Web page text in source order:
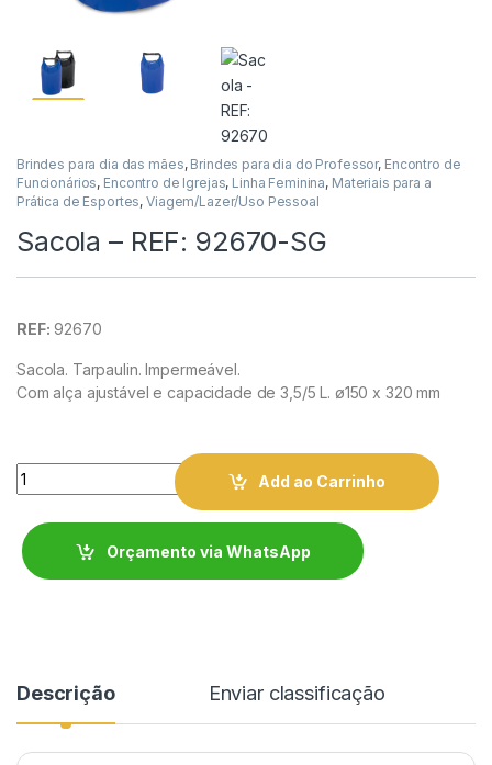
Brindes para dia das mães, Brindes para dia do Professor, Encontro de
Funcionários, Encontro de Igrejas, Linha Feminina, Materiais para a
Prática de Esportes,Viagem/Lazer/Uso Pessoal
Sacola – REF: 92670-SG
REF: 92670
Sacola. Tarpaulin. Impermeável.
Com alça ajustável e capacidade de 3,5/5 L. ø150 x 320 mm
Quantity
Add ao Carrinho
Orçamento via WhatsApp
Descrição Enviar classificação